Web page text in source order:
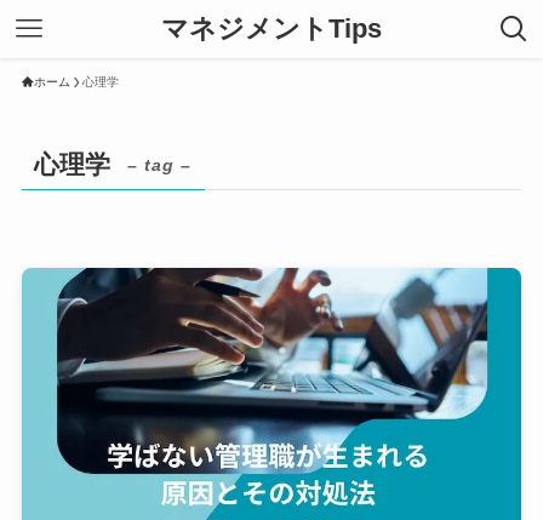
マネジメントTips
ホーム 心理学
心理学 – tag –